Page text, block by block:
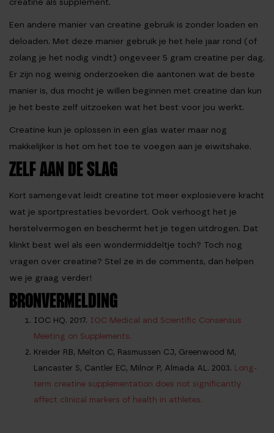
creatine als supplement.
Een andere manier van creatine gebruik is zonder loaden en
deloaden. Met deze manier gebruik je het hele jaar rond (of
zolang je het nodig vindt) ongeveer 5 gram creatine per dag.
Er zijn nog weinig onderzoeken die aantonen wat de beste
manier is, dus mocht je willen beginnen met creatine dan kun
je het beste zelf uitzoeken wat het best voor jou werkt.
Creatine kun je oplossen in een glas water maar nog
makkelijker is het om het toe te voegen aan je eiwitshake.
ZELF AAN DE SLAG
Kort samengevat leidt creatine tot meer explosievere kracht
wat je sportprestaties bevordert. Ook verhoogt het je
herstelvermogen en beschermt het je tegen uitdrogen. Dat
klinkt best wel als een wondermiddeltje toch? Toch nog
vragen over creatine? Stel ze in de comments, dan helpen
we je graag verder!
BRONVERMELDING
IOC HQ. 2017. IOC Medical and Scientific Consensus
Meeting on Supplements.
Kreider RB, Melton C, Rasmussen CJ, Greenwood M,
Lancaster S, Cantler EC, Milnor P, Almada AL. 2003. Long-
term creatine supplementation does not significantly
affect clinical markers of health in athletes.